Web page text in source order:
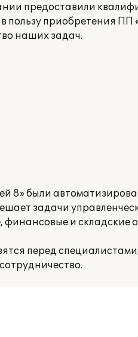
предоставили
пользу приобретения ПП
наших задач.
8» были
задачи
финансовые и складские
пе­ред